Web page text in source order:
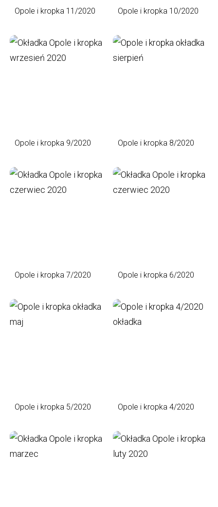
Opole i kropka 11/2020 Opole i kropka 10/2020
Opole i kropka 9/2020 Opole i kropka 8/2020
Opole i kropka 7/2020 Opole i kropka 6/2020
Opole i kropka 5/2020 Opole i kropka 4/2020